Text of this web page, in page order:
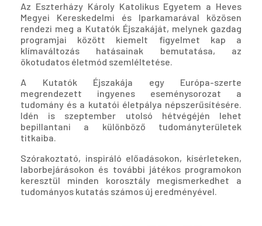
Az Eszterházy Károly Katolikus Egyetem a Heves
Megyei Kereskedelmi és Iparkamarával közösen
rendezi meg a Kutatók Éjszakáját, melynek gazdag
programjai között kiemelt figyelmet kap a
klímaváltozás hatásainak bemutatása, az
ökotudatos életmód szemléltetése.
A Kutatók Éjszakája egy Európa-szerte
megrendezett ingyenes eseménysorozat a
tudomány és a kutatói életpálya népszerűsítésére.
Idén is szeptember utolsó hétvégéjén lehet
bepillantani a különböző tudományterületek
titkaiba.
Szórakoztató, inspiráló előadásokon, kísérleteken,
laborbejárásokon és további játékos programokon
keresztül minden korosztály megismerkedhet a
tudományos kutatás számos új eredményével.